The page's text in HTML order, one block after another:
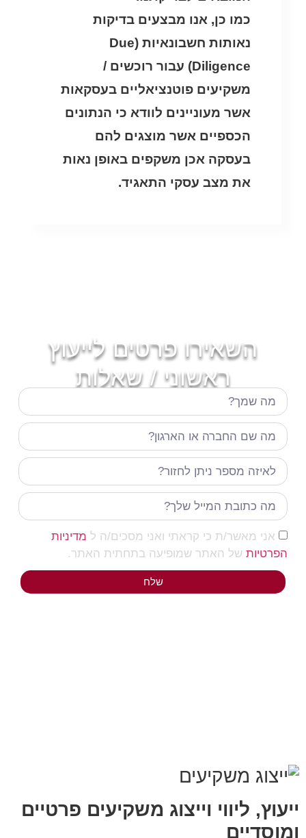
כמו כן, אנו מבצעים בדיקות
נאותות חשבונאיות (Due
Diligence) עבור רוכשים /
משקיעים פוטנציאליים בעסקאות
אשר מעוניינים לוודא כי הנתונים
הכספיים אשר מוצגים להם
בעסקה אכן משקפים באופן נאות
את מצב עסקי התאגיד.
השאירו פרטים לייעוץ
ראשוני / שאלות
אני מאשר/ת כי קראתי ואני מסכים/ה ל מדיניות
הפרטיותשל האתר שמופיעה בתחתית האתר.
שלח
ייעוץ, ליווי וייצוג משקיעים פרטיים
ומוסדיים